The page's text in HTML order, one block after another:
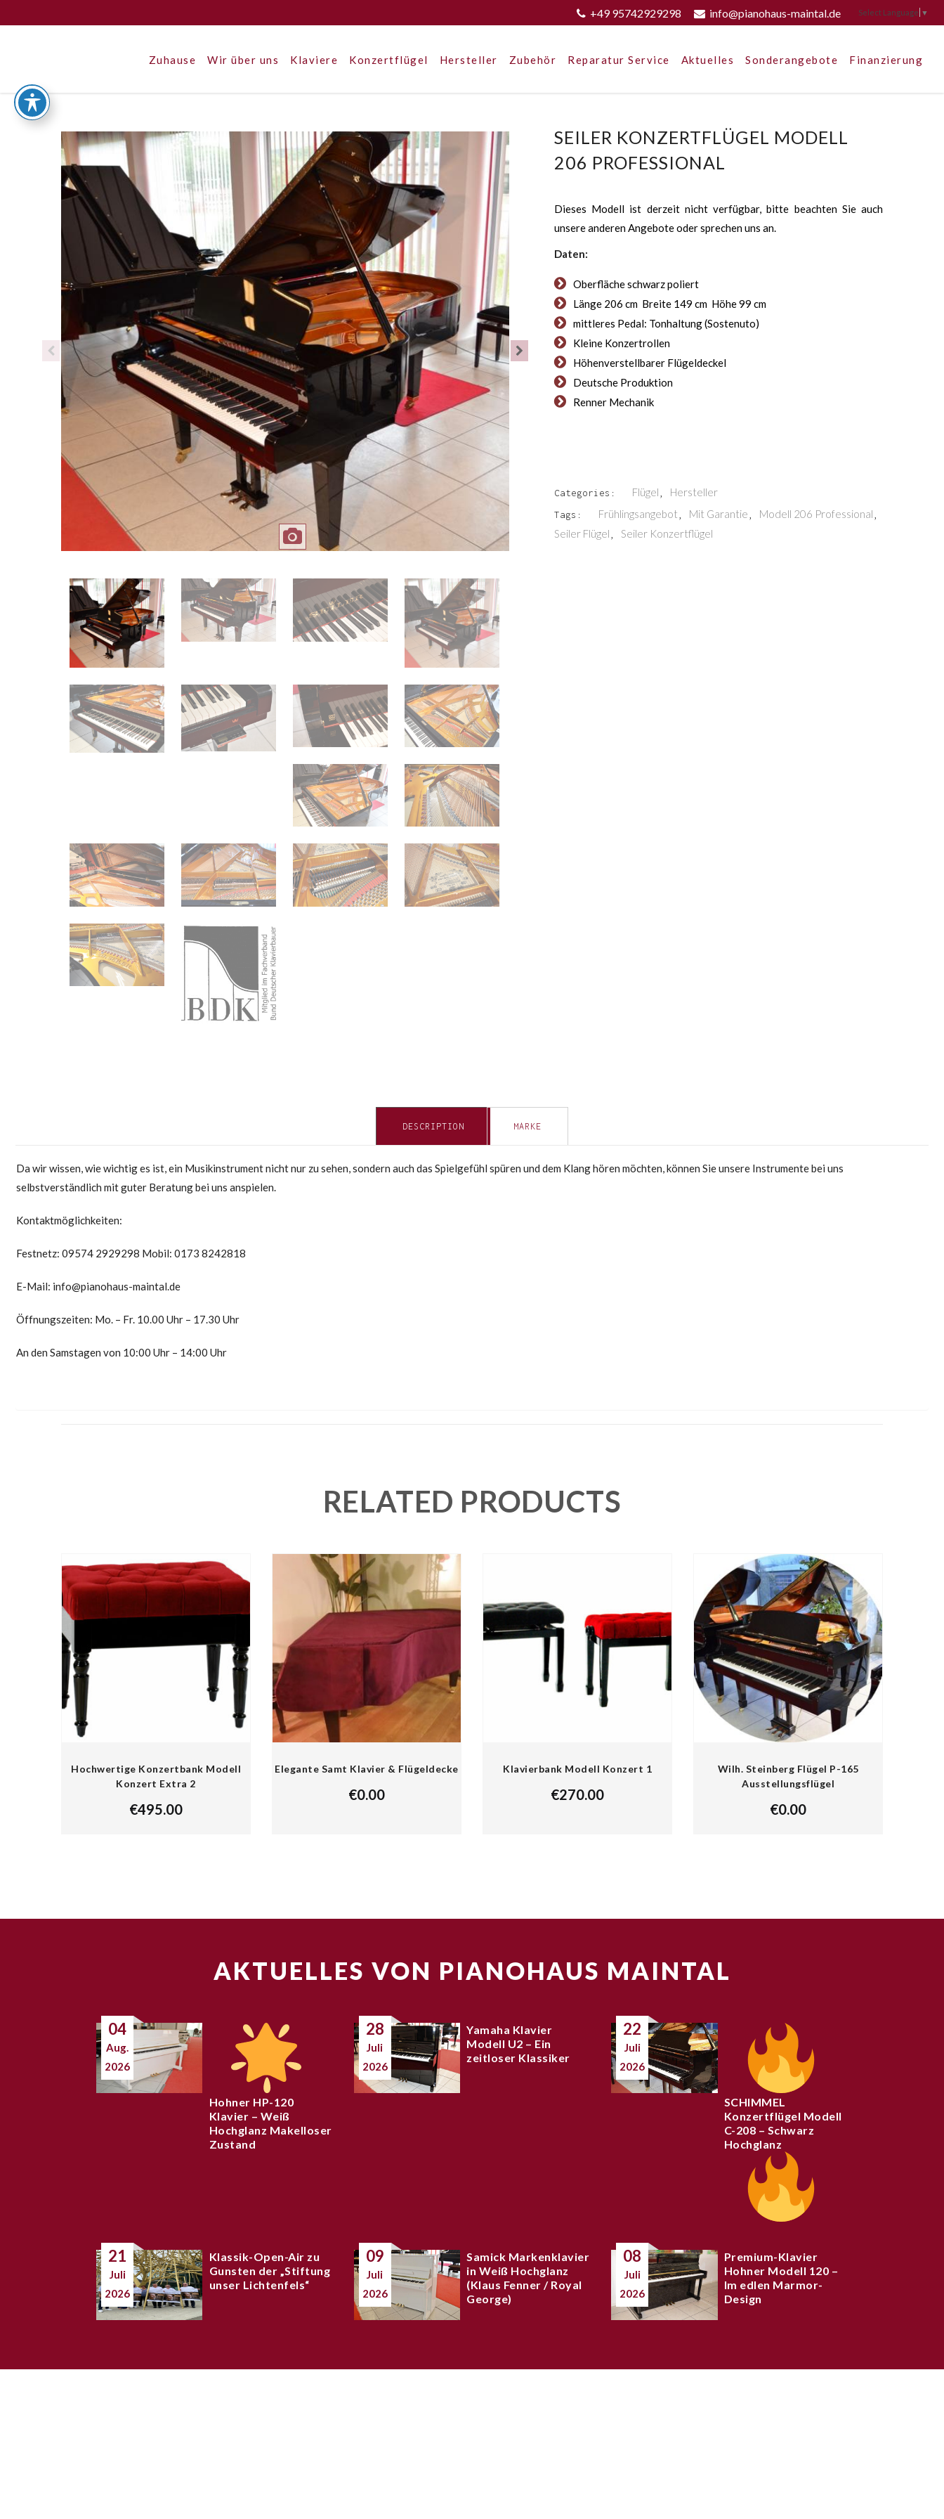
+49 95742929298 info@pianohaus-maintal.de Select Language ▼
Zuhause Wir über uns Klaviere Konzertflügel Hersteller Zubehör Reparatur Service Aktuelles Sonderangebote Finanzierung
SEILER KONZERTFLÜGEL MODELL
206 PROFESSIONAL
Dieses Modell ist derzeit nicht verfügbar, bitte beachten Sie auch
unsere anderen Angebote oder sprechen uns an.
Daten:
Oberfläche schwarz poliert
Länge 206 cm Breite 149 cm Höhe 99 cm
mittleres Pedal: Tonhaltung (Sostenuto)
Kleine Konzertrollen
Höhenverstellbarer Flügeldeckel
Deutsche Produktion
Renner Mechanik
Categories: Flügel Hersteller
Tags: Frühlingsangebot Mit Garantie Modell 206 Professional
Seiler Flügel Seiler Konzertflügel
DESCRIPTION MARKE
Da wir wissen, wie wichtig es ist, ein Musikinstrument nicht nur zu sehen, sondern auch das Spielgefühl spüren und dem Klang hören möchten, können Sie unsere Instrumente bei uns
selbstverständlich mit guter Beratung bei uns anspielen.
Kontaktmöglichkeiten:
Festnetz: 09574 2929298 Mobil: 0173 8242818
E-Mail: info@pianohaus-maintal.de
Öffnungszeiten: Mo. – Fr. 10.00 Uhr – 17.30 Uhr
An den Samstagen von 10:00 Uhr – 14:00 Uhr
RELATED PRODUCTS
Hochwertige Konzertbank Modell
Konzert Extra 2
€495.00
Elegante Samt Klavier & Flügeldecke
€0.00
Klavierbank Modell Konzert 1
€270.00
Wilh. Steinberg Flügel P-165
Ausstellungsflügel
€0.00
AKTUELLES VON PIANOHAUS MAINTAL
04
Aug.
2026
Hohner HP-120
Klavier – Weiß
Hochglanz Makelloser
Zustand
28
Juli
2026
Yamaha Klavier
Modell U2 – Ein
zeitloser Klassiker
22
Juli
2026
SCHIMMEL
Konzertflügel Modell
C-208 – Schwarz
Hochglanz
21
Juli
2026
Klassik-Open-Air zu
Gunsten der „Stiftung
unser Lichtenfels“
09
Juli
2026
Samick Markenklavier
in Weiß Hochglanz
(Klaus Fenner / Royal
George)
08
Juli
2026
Premium-Klavier
Hohner Modell 120 –
Im edlen Marmor-
Design